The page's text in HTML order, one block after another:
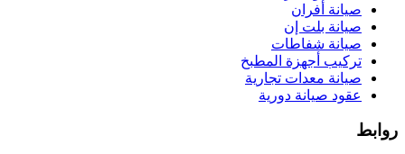
صيانة أفران
صيانة بلت إن
صيانة شفاطات
تركيب أجهزة المطبخ
صيانة معدات تجارية
عقود صيانة دورية
روابط